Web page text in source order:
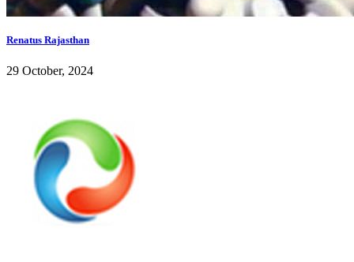
Renatus Rajasthan
29 October, 2024